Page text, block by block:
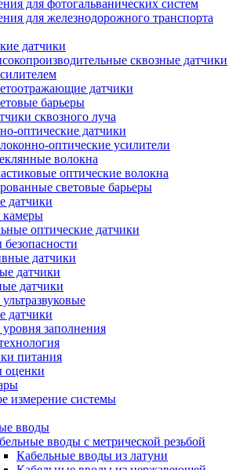
для фотогальванических систем
для железнодорожного транспорта
датчики
сквозные датчики
датчики
барьеры
сквозного луча
оптические датчики
оптические усилители
волокна
оптические волокна
световые барьеры
датчики
камеры
оптические датчики
датчики
датчики
датчики
датчики
заполнения
питания
оценки
измерение системы
вводы
вводы c метрической резьбой
Кабельные вводы из латуни